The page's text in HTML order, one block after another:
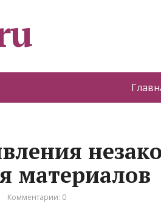
материалов
Комментарии: 0